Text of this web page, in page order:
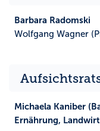
Barbara Radomski
Wolfgang Wagner
Michaela Kaniber
Ernährung,